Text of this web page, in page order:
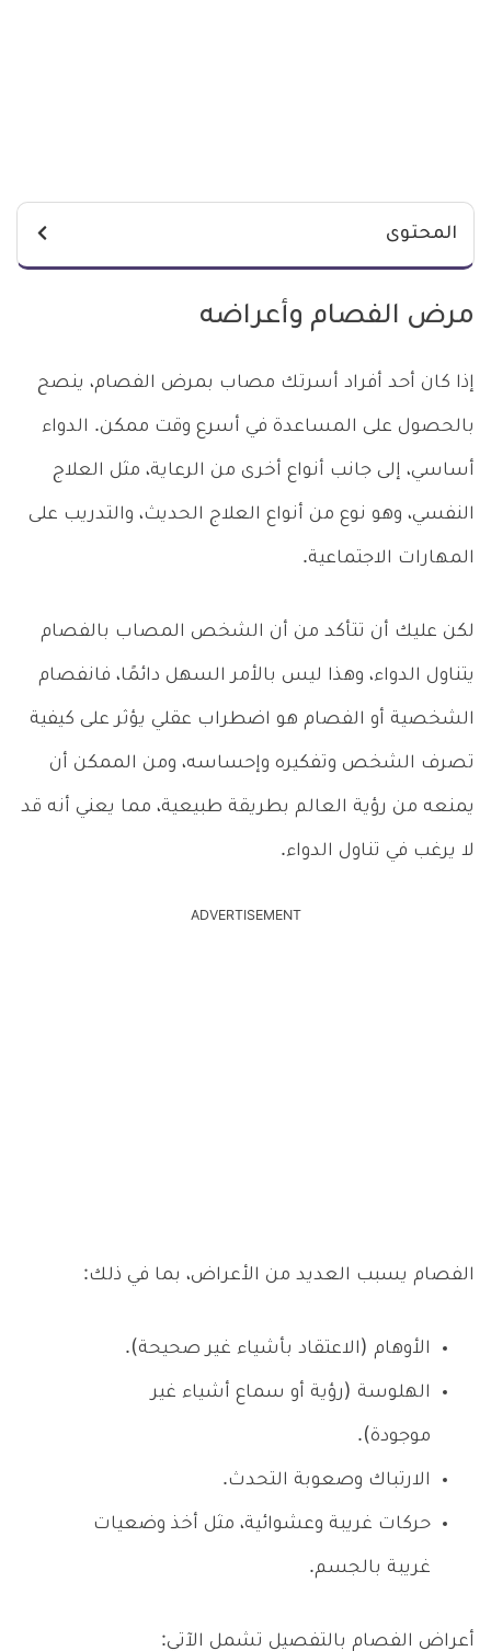
المحتوى
مرض الفصام وأعراضه
إذا كان أحد أفراد أسرتك مصاب بمرض الفصام، ينصح
بالحصول على المساعدة في أسرع وقت ممكن. الدواء
أساسي، إلى جانب أنواع أخرى من الرعاية، مثل العلاج
النفسي، وهو نوع من أنواع العلاج الحديث، والتدريب على
المهارات الاجتماعية.
لكن عليك أن تتأكد من أن الشخص المصاب بالفصام
يتناول الدواء، وهذا ليس بالأمر السهل دائمًا، فانفصام
الشخصية أو الفصام هو اضطراب عقلي يؤثر على كيفية
تصرف الشخص وتفكيره وإحساسه، ومن الممكن أن
يمنعه من رؤية العالم بطريقة طبيعية، مما يعني أنه قد
لا يرغب في تناول الدواء.
ADVERTISEMENT
الفصام يسبب العديد من الأعراض، بما في ذلك:
الأوهام (الاعتقاد بأشياء غير صحيحة).
الهلوسة (رؤية أو سماع أشياء غير
موجودة).
الارتباك وصعوبة التحدث.
حركات غريبة وعشوائية، مثل أخذ وضعيات
غريبة بالجسم.
أعراض الفصام بالتفصيل تشمل الآتي: